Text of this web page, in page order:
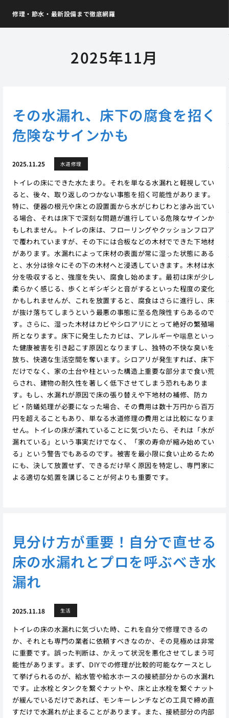
修理・節水・最新設備まで徹底網羅
2025年11月
その水漏れ、床下の腐食を招く
危険なサインかも
2025.11.25 水道修理
トイレの床にできた水たまり。それを単なる水漏れと軽視してい
ると、後々、取り返しのつかない事態を招く可能性があります。
特に、便器の根元や床との設置面から水がじわじわと滲み出てい
る場合、それは床下で深刻な問題が進行している危険なサインか
もしれません。トイレの床は、フローリングやクッションフロア
で覆われていますが、その下には合板などの木材でできた下地材
があります。水漏れによって床材の表面が常に湿った状態にある
と、水分は徐々にその下の木材へと浸透していきます。木材は水
分を吸収すると、強度を失い、腐食し始めます。最初は床が少し
柔らかく感じる、歩くとギシギシと音がするといった程度の変化
かもしれませんが、これを放置すると、腐食はさらに進行し、床
が抜け落ちてしまうという最悪の事態に至る危険性すらあるので
す。さらに、湿った木材はカビやシロアリにとって絶好の繁殖場
所となります。床下に発生したカビは、アレルギーや喘息といっ
た健康被害を引き起こす原因となりますし、独特の不快な臭いを
放ち、快適な生活空間を奪います。シロアリが発生すれば、床下
だけでなく、家の土台や柱といった構造上重要な部分まで食い荒
らされ、建物の耐久性を著しく低下させてしまう恐れもありま
す。もし、水漏れが原因で床の張り替えや下地材の補修、防カ
ビ・防蟻処理が必要になった場合、その費用は数十万円から百万
円を超えることもあり、単なる水道修理の費用とは比較になりま
せん。トイレの床が濡れていることに気づいたら、それは「水が
漏れている」という事実だけでなく、「家の寿命が縮み始めてい
る」という警告でもあるのです。被害を最小限に食い止めるため
にも、決して放置せず、できるだけ早く原因を特定し、専門家に
よる適切な処置を講じることが何よりも重要です。
見分け方が重要！自分で直せる
床の水漏れとプロを呼ぶべき水
漏れ
2025.11.18 生活
トイレの床の水漏れに気づいた時、これを自分で修理できるの
か、それとも専門の業者に依頼すべきなのか、その見極めは非常
に重要です。誤った判断は、かえって状況を悪化させてしまう可
能性があります。まず、DIYでの修理が比較的可能なケースとし
て挙げられるのが、給水管や給水ホースの接続部分からの水漏れ
です。止水栓とタンクを繋ぐナットや、床と止水栓を繋ぐナット
が緩んでいるだけであれば、モンキーレンチなどの工具で締め直
すだけで水漏れが止まることがあります。また、接続部分の内部